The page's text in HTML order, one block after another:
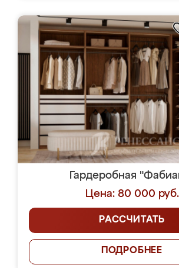
Гардеробная
Цена: 80 000 руб.
РАССЧИТАТЬ
ПОДРОБНЕЕ